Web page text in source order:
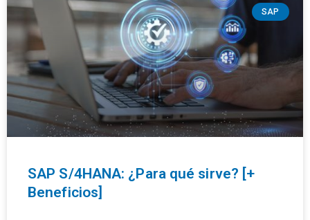
SAP
SAP S/4HANA: ¿Para qué sirve? [+
Beneficios]